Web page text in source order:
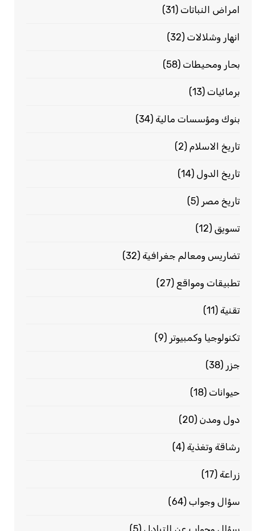
امراض النباتات(31)
انهار وشلالات(32)
بحار ومحيطات(58)
برمائيات(13)
بنوك ومؤسسات مالية(34)
تاريخ الاسلام (2)
تاريخ الدول(14)
تاريخ مصر (5)
تسويق (12)
تضاريس ومعالم جغرافية(32)
تطبيقات ومواقع (27)
تقنية(11)
تكنولوجيا وكمبيوتر (9)
جزر (38)
حيوانات(18)
دول ومدن(20)
رشاقة وتغذية(4)
زراعة(17)
سؤال وجواب(64)
سؤال وجواب عن التبادل (5)